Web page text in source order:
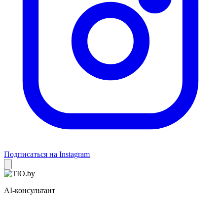
Подписаться на Instagram
AI-консультант